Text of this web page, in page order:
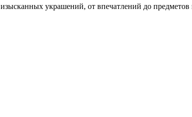
украшений, от впечатлений до